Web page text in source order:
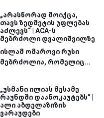
„არასწორად მოიქცა,
თავს ზედმეტის უფლებას
აძლევს“ | ACA-ს
მებრძოლი დვალიშვილზე
ისლამ ომაროვი რუსი
მებრძოლია, რომელიც...
„უსმანი ილიას მესამე
რაუნდში დაანოკაუტებს“ |
ალი აბდელაზიზის
ვარაუდები